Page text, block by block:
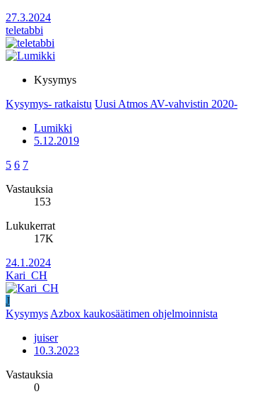
27.3.2024
teletabbi
Kysymys
Kysymys- ratkaistu Uusi Atmos AV-vahvistin 2020-
Lumikki
5.12.2019
5 6 7
Vastauksia
153
Lukukerrat
17K
24.1.2024
Kari_CH
J
Kysymys Azbox kaukosäätimen ohjelmoinnista
juiser
10.3.2023
Vastauksia
0